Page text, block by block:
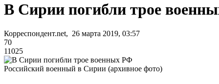
В Сирии погибли трое
Корреспондент.net, 26 марта 2019, 03:57
70
11025
Российский военный в Сирии (архивное фото)